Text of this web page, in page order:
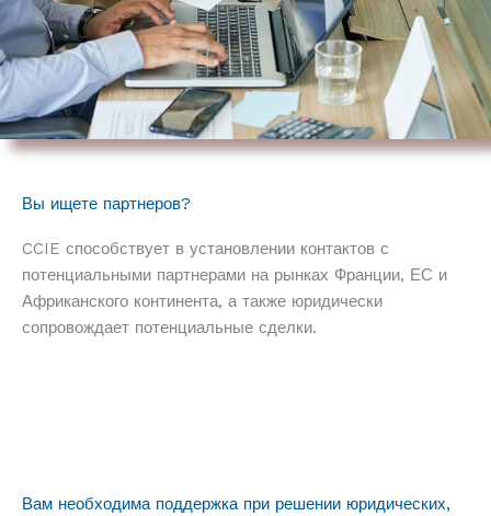
Вы ищете партнеров?
CCIE способствует в установлении контактов с
потенциальными партнерами на рынках Франции, ЕС и
Африканского континента, а также юридически
сопровождает потенциальные сделки.
Вам необходима поддержка при решении юридических,